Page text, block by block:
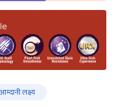
लक्ष्य